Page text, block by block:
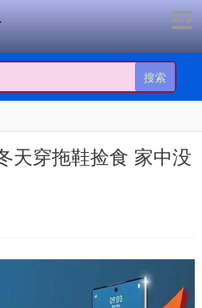
搜索
天穿拖鞋捡食 家中没